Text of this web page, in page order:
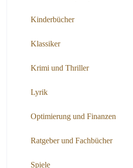
Kinderbücher
Klassiker
Krimi und Thriller
Lyrik
Optimierung und Finanzen
Ratgeber und Fachbücher
Spiele